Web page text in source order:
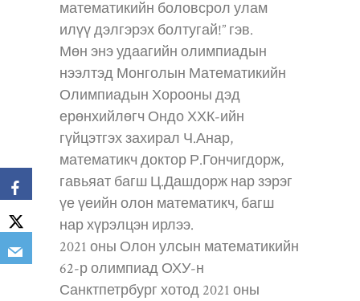
математикийн боловсрол улам
илүү дэлгэрэх болтугай!” гэв.
Мөн энэ удаагийн олимпиадын
нээлтэд Монголын Математикийн
Олимпиадын Хорооны дэд
ерөнхийлөгч Ондо ХХК-ийн
гүйцэтгэх захирал Ч.Анар,
математикч доктор Р.Гончигдорж,
гавьяат багш Ц.Дашдорж нар зэрэг
үе үеийн олон математикч, багш
нар хүрэлцэн ирлээ.
2021 оны Олон улсын математикийн
62-р олимпиад ОХУ-н
Санктпетрбург хотод 2021 оны